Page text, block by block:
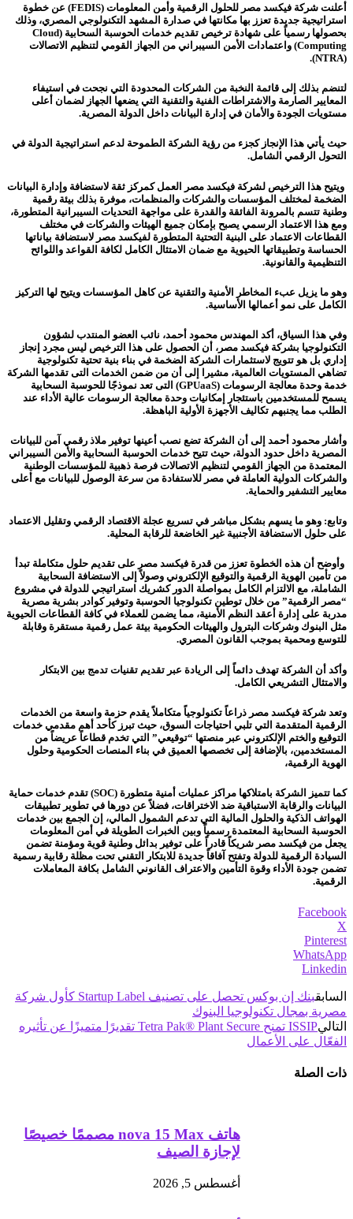
أعلنت شركة فيكسد مصر للحلول الرقمية وأمن المعلومات (FEDIS) عن خطوة
استراتيجية جديدة تعزز بها مكانتها في صدارة المشهد التكنولوجي المصري، وذلك
بحصولها رسمياً على شهادة ترخيص تقديم خدمات الحوسبة السحابية (Cloud
Computing) واعتمادات الأمن السيبراني من الجهاز القومي لتنظيم الاتصالات
(NTRA).
لتنضم بذلك إلى قائمة النخبة من الشركات المحدودة التي نجحت في استيفاء
المعايير الصارمة والاشتراطات الفنية والتقنية التي يضعها الجهاز لضمان أعلى
مستويات الجودة والأمان في إدارة البيانات داخل الدولة المصرية.
حيث يأتي هذا الإنجاز كجزء من رؤية الشركة الطموحة لدعم استراتيجية الدولة في
التحول الرقمي الشامل.
ويتيح هذا الترخيص لشركة فيكسد مصر العمل كمركز ثقة لاستضافة وإدارة البيانات
الضخمة لمختلف المؤسسات والشركات والمنظمات، موفرة بذلك بيئة رقمية
وطنية تتسم بالمرونة الفائقة والقدرة على مواجهة التحديات السيبرانية المتطورة،
ومع هذا الاعتماد الرسمي يصبح بإمكان جميع الهيئات والشركات في مختلف
القطاعات الاعتماد على البنية التحتية المتطورة لفيكسد مصر لاستضافة بياناتها
الحساسة وتطبيقاتها الحيوية مع ضمان الامتثال الكامل لكافة القواعد واللوائح
التنظيمية والقانونية.
وهو ما يزيل عبء المخاطر الأمنية والتقنية عن كاهل المؤسسات ويتيح لها التركيز
الكامل على نمو أعمالها الأساسية.
وفي هذا السياق، أكد المهندس محمود أحمد، نائب العضو المنتدب لشؤون
التكنولوجيا بشركة فيكسد مصر، أن الحصول على هذا الترخيص ليس مجرد إنجاز
إداري بل هو تتويج لاستثمارات الشركة الضخمة في بناء بنية تحتية تكنولوجية
تضاهي المستويات العالمية، مشيرا إلى أن من ضمن الخدمات التى تقدمها الشركة
خدمة وحدة معالجة الرسومات (GPUaaS) التى تعد نموذجًا للحوسبة السحابية
يسمح للمستخدمين باستئجار إمكانيات وحدة معالجة الرسومات عالية الأداء عند
الطلب مما يجنبهم تكاليف الأجهزة الأولية الباهظة.
وأشار محمود أحمد إلى أن الشركة تضع نصب أعينها توفير ملاذ رقمي آمن للبيانات
المصرية داخل حدود الدولة، حيث تتيح خدمات الحوسبة السحابية والأمن السيبراني
المعتمدة من الجهاز القومي لتنظيم الاتصالات فرصة ذهبية للمؤسسات الوطنية
والشركات الدولية العاملة في مصر للاستفادة من سرعة الوصول للبيانات مع أعلى
معايير التشفير والحماية.
وتابع: وهو ما يسهم بشكل مباشر في تسريع عجلة الاقتصاد الرقمي وتقليل الاعتماد
على حلول الاستضافة الأجنبية غير الخاضعة للرقابة المحلية.
وأوضح أن هذه الخطوة تعزز من قدرة فيكسد مصر على تقديم حلول متكاملة تبدأ
من تأمين الهوية الرقمية والتوقيع الإلكتروني وصولاً إلى الاستضافة السحابية
الشاملة، مع الالتزام الكامل بمواصلة الدور كشريك استراتيجي للدولة في مشروع
“مصر الرقمية” من خلال توطين تكنولوجيا الحوسبة وتوفير كوادر بشرية مصرية
مدربة على إدارة أعقد النظم الأمنية، مما يضمن للعملاء في كافة القطاعات الحيوية
مثل البنوك وشركات البترول والهيئات الحكومية بيئة عمل رقمية مستقرة وقابلة
للتوسع ومحمية بموجب القانون المصري.
وأكد أن الشركة تهدف دائماً إلى الريادة عبر تقديم تقنيات تدمج بين الابتكار
والامتثال التشريعي الكامل.
وتعد شركة فيكسد مصر ذراعاً تكنولوجياً متكاملاً يقدم حزمة واسعة من الخدمات
الرقمية المتقدمة التي تلبي احتياجات السوق، حيث تبرز كأحد أهم مقدمي خدمات
التوقيع والختم الإلكتروني عبر منصتها “توقيعي” التي تخدم قطاعاً عريضاً من
المستخدمين، بالإضافة إلى تخصصها العميق في بناء المنصات الحكومية وحلول
الهوية الرقمية،
كما تتميز الشركة بامتلاكها مراكز عمليات أمنية متطورة (SOC) تقدم خدمات حماية
البيانات والرقابة الاستباقية ضد الاختراقات، فضلاً عن دورها في تطوير تطبيقات
الهواتف الذكية والحلول المالية التي تدعم الشمول المالي، إن الجمع بين خدمات
الحوسبة السحابية المعتمدة رسمياً وبين الخبرات الطويلة في أمن المعلومات
يجعل من فيكسد مصر شريكاً قادراً على توفير بدائل وطنية قوية ومؤمنة تضمن
السيادة الرقمية للدولة وتفتح آفاقاً جديدة للابتكار التقني تحت مظلة رقابية رسمية
تضمن جودة الأداء وقوة التأمين والاعتراف القانوني الشامل بكافة المعاملات
الرقمية.
Facebook
X
Pinterest
WhatsApp
Linkedin
السابق
بنك إن بوكس تحصل على تصنيف Startup Label كأول شركة
مصرية بمجال تكنولوجيا البنوك
التالي
ISSIP تمنح Tetra Pak®️ Plant Secure تقديرًا متميزًا عن تأثيره
الفعّال على الأعمال
ذات الصلة
هاتف nova 15 Max مصممًا خصيصًا
لإجازة الصيف
أغسطس 5, 2026